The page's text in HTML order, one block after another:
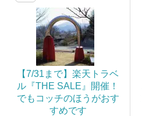
【7/31まで】楽天トラベ
ル『THE SALE』開催！
でもコッチのほうがおす
すめです